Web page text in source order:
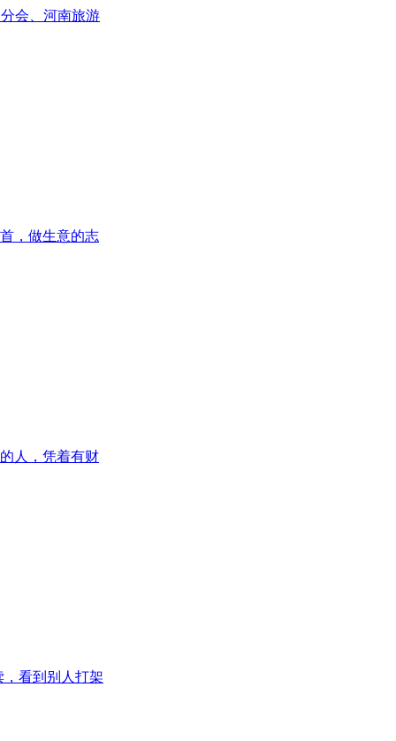
会、河南旅游
，做生意的志
人，凭着有财
看到别人打架